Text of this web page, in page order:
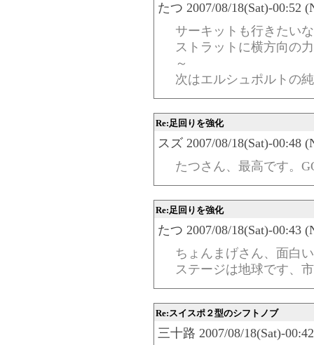
たつ 2007/08/18(Sat)-00:52
サーキットも行きたい
ストラットに横方向の
～
次はエルシュポルトの
Re:足回りを強化
スズ 2007/08/18(Sat)-00:48
たつさん、最高です。
Re:足回りを強化
たつ 2007/08/18(Sat)-00:43
ちょんまげさん、面白
ステージは地球です、
Re:スイスポ２型のシフトノブ
三十路 2007/08/18(Sat)-